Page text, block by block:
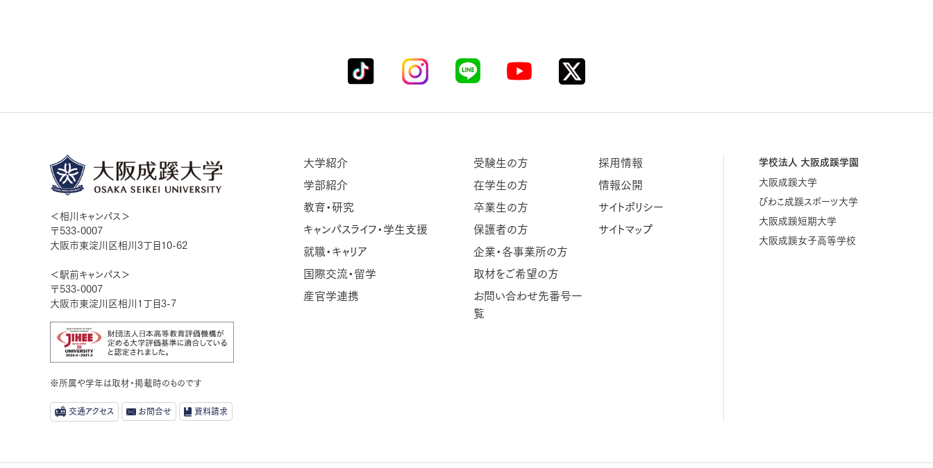
＜相川キャンパス＞
〒533-0007
大阪市東淀川区相川3丁目10-62
＜駅前キャンパス＞
〒533-0007
大阪市東淀川区相川1丁目3-7
※所属や学年は取材・掲載時のものです
交通アクセス お問合せ 資料請求
大学紹介
学部紹介
教育・研究
キャンパスライフ・学生支援
就職・キャリア
国際交流・留学
産官学連携
受験生の方
在学生の方
卒業生の方
保護者の方
企業・各事業所の方
取材をご希望の方
お問い合わせ先番号一
覧
採用情報
情報公開
サイトポリシー
サイトマップ
学校法人 大阪成蹊学園
大阪成蹊大学
びわこ成蹊スポーツ大学
大阪成蹊短期大学
大阪成蹊女子高等学校